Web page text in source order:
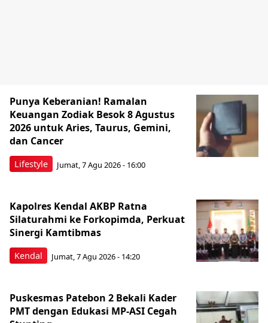
Lifestyle
Punya Keberanian! Ramalan
Keuangan Zodiak Besok 8 Agustus
2026 untuk Aries, Taurus, Gemini,
dan Cancer
Jumat, 7 Agu 2026 - 16:00
Kendal
Kapolres Kendal AKBP Ratna
Silaturahmi ke Forkopimda, Perkuat
Sinergi Kamtibmas
Jumat, 7 Agu 2026 - 14:20
Puskesmas Patebon 2 Bekali Kader
PMT dengan Edukasi MP-ASI Cegah